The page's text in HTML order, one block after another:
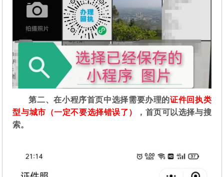
第二、在小程序首页中选择需要办理的证件回执类
型与城市（一定不要选择错误了）
，首页可以选择与搜
索。